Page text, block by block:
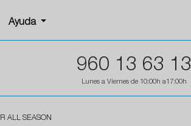
Ayuda
960 13 63 13
Lunes a Viernes de 10:00h a17:00h
ALL SEASON